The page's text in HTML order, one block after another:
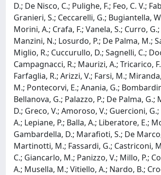
D.; De Nisco, C.; Pulighe, F.; Feo, C. V.;
Granieri, S.; Ceccarelli, G.; Bugiantella,
Morini, A.; Crafa, F.; Vanela, S.; Curro,
Manzini, N.; Losurdo, P.; De Palma, M.;
Miglio, R.; Cuccurullo, D.; Sagnelli, C.;
Campagnacci, R.; Maurizi, A.; Tricarico,
Farfaglia, R.; Arizzi, V.; Farsi, M.;
M.; Pontecorvi, E.; Anania, G.;
Bellanova, G.; Palazzo, P.; De Palma,
D.; Greco, V.; Amoroso, V.; Guercioni,
A.; Lepiane, P.; Balla, A.; Liberatore, E.;
Gambardella, D.; Marafioti, S.; De
Martinotti, M.; Fassardi, G.; Castriconi,
C.; Giancarlo, M.; Panizzo, V.; Millo, P.;
A.; Musella, M.; Vitiello, A.; Nardo, B.;